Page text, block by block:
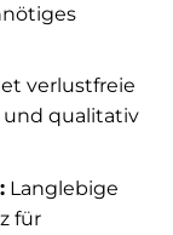
verlustfreie
qualitativ
Langlebige
für